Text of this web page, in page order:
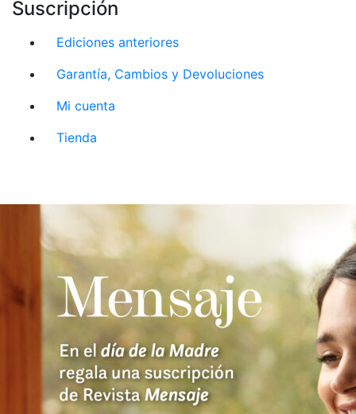
Suscripción
Ediciones anteriores
Garantía, Cambios y Devoluciones
Mi cuenta
Tienda